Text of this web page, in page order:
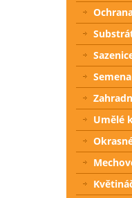
Semena
Umělé